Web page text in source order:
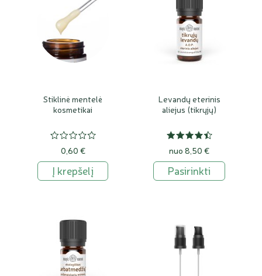
Stiklinė mentelė
kosmetikai
0,60 €
Į krepšelį
Levandų eterinis
aliejus (tikrųjų)
nuo 8,50 €
Pasirinkti